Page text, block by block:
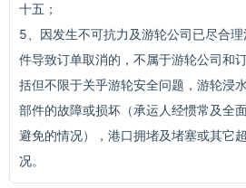
十五；
5、因发生不可抗力及游轮公司已尽合
件导致订单取消的，不属于游轮公司和
括但不限于关乎游轮安全问题，游轮浸
部件的故障或损坏（承运人经惯常及全
避免的情况），港口拥堵及堵塞或其它
况。